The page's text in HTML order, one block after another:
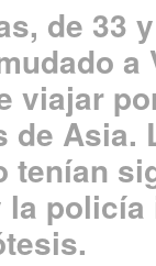
de 33
a
viajar
de Asia.
tenían
policía